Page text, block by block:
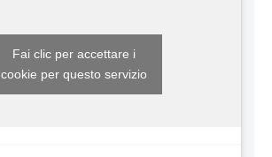
Fai clic per accettare i
cookie per questo servizio